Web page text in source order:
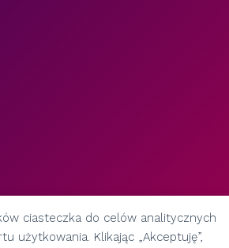
ciasteczka do celów analitycznych
użytkowania. Klikając „Akceptuję”,